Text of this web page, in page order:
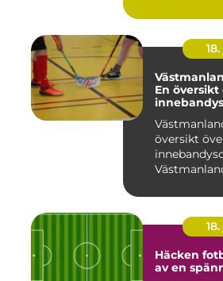
En översikt
översikt
Västmanland
Häcken
av en